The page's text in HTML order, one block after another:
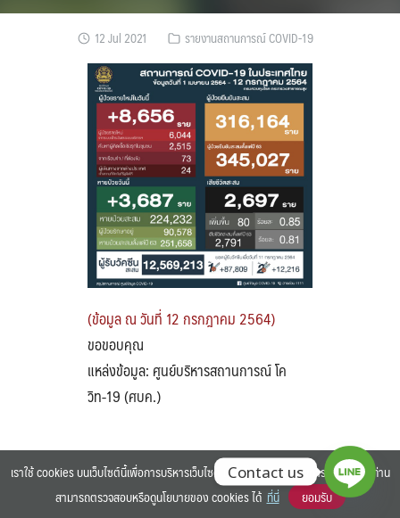
Search
12 Jul 2021 รายงานสถานการณ์ COVID-19
(ข้อมูล ณ วันที่ 12 กรกฎาคม 2564)
ขอขอบคุณ
แหล่งข้อมูล: ศูนย์บริหารสถานการณ์ โค
วิท-19 (ศบค.)
©2025 BANGKOK UNIVERSITY. ALL RIGHTS RESERVED.
เราใช้ cookies บนเว็บไซต์นี้เพื่อการบริหารเว็บไซต์ และเพิ่มประสิทธิภาพการใช้งานของท่าน
สามารถตรวจสอบหรือดูนโยบายของ cookies ได้ ที่นี่ ยอมรับ
Contact us